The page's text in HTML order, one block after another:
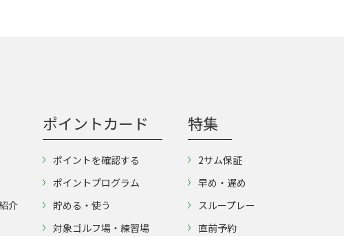
介
ポイントカード
ポイントを確認する
ポイントプログラム
貯める・使う
対象ゴルフ場・練習場
特集
2サム保証
早め・遅め
スループレー
直前予約